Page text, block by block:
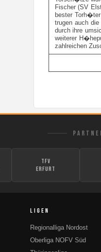
Fischer (SV
bester
trugen auch
durch ihre
weiterer
zahlreichen
TFV
Erfurt
LIGEN
Regionalliga Nordost
Oberliga NOFV Süd